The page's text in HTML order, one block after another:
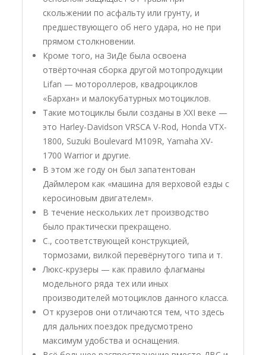
скольжении по асфальту или грунту, и
предшествующего об него удара, но не при
прямом столкновении.
Кроме того, на ЗиДе была освоена
отвёрточная сборка другой мотопродукции
Lifan — мотороллеров, квадроциклов
«Бархан» и малокубатурных мотоциклов.
Такие мотоциклы были созданы в XXI веке —
это Harley-Davidson VRSCA V-Rod, Honda VTX-
1800, Suzuki Boulevard M109R, Yamaha XV-
1700 Warrior и другие.
В этом же году он был запатентован
Даймлером как «машина для верховой езды с
керосиновым двигателем».
В течение нескольких лет производство
было практически прекращено.
С., соответствующей конструкцией,
тормозами, вилкой перевёрнутого типа и т.
Люкс-крузеры — как правило флагманы
модельного ряда тех или иных
производителей мотоциклов данного класса.
От крузеров они отличаются тем, что здесь
для дальних поездок предусмотрено
максимум удобства и оснащения.